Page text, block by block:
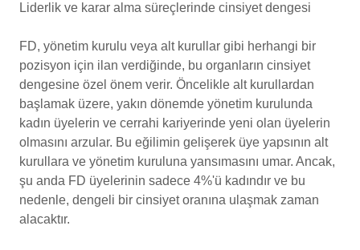
Liderlik ve karar alma süreçlerinde cinsiyet dengesi
FD, yönetim kurulu veya alt kurullar gibi herhangi bir
pozisyon için ilan verdiğinde, bu organların cinsiyet
dengesine özel önem verir. Öncelikle alt kurullardan
başlamak üzere, yakın dönemde yönetim kurulunda
kadın üyelerin ve cerrahi kariyerinde yeni olan üyelerin
olmasını arzular. Bu eğilimin gelişerek üye yapsının alt
kurullara ve yönetim kuruluna yansımasını umar. Ancak,
şu anda FD üyelerinin sadece 4%'ü kadındır ve bu
nedenle, dengeli bir cinsiyet oranına ulaşmak zaman
alacaktır.